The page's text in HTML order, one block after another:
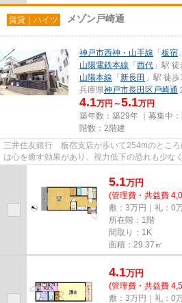
賃貸｜ハイツ メゾン戸崎通
神戸市西神・山手線 「 板宿
山陽電鉄本線 「 西代 」駅
山陽本線 「 新長田 」駅 徒
兵庫県神戸市長田区 戸崎通
4.1万円～5.1万円
築年数：築29年 ｜募集中：
階数：2階建
三井住友銀行 板宿支店が歩いて254mのところ
は心を癒す効果があり、視力低下の恐れも少な
5.1万円
(管理費・共益費
敷：3万円｜礼：0
所在階：1階
間取り：1K
面積：29.37㎡
4.1万円
(管理費・共益費
敷：3万円｜礼：0